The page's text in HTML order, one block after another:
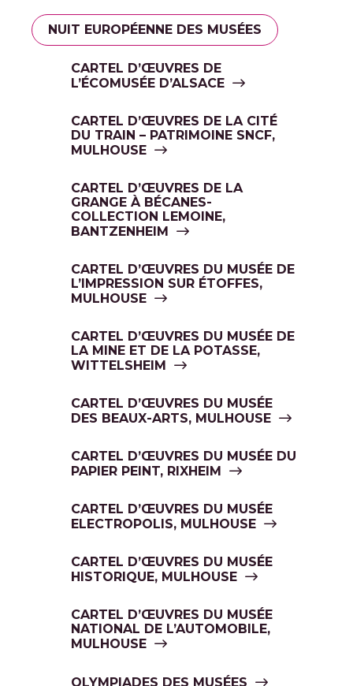
NUIT EUROPÉENNE DES MUSÉES
CARTEL D’ŒUVRES DE
L’ÉCOMUSÉE D’ALSACE
CARTEL D’ŒUVRES DE LA CITÉ
DU TRAIN – PATRIMOINE SNCF,
MULHOUSE
CARTEL D’ŒUVRES DE LA
GRANGE À BÉCANES-
COLLECTION LEMOINE,
BANTZENHEIM
CARTEL D’ŒUVRES DU MUSÉE DE
L’IMPRESSION SUR ÉTOFFES,
MULHOUSE
CARTEL D’ŒUVRES DU MUSÉE DE
LA MINE ET DE LA POTASSE,
WITTELSHEIM
CARTEL D’ŒUVRES DU MUSÉE
DES BEAUX-ARTS, MULHOUSE
CARTEL D’ŒUVRES DU MUSÉE DU
PAPIER PEINT, RIXHEIM
CARTEL D’ŒUVRES DU MUSÉE
ELECTROPOLIS, MULHOUSE
CARTEL D’ŒUVRES DU MUSÉE
HISTORIQUE, MULHOUSE
CARTEL D’ŒUVRES DU MUSÉE
NATIONAL DE L’AUTOMOBILE,
MULHOUSE
OLYMPIADES DES MUSÉES